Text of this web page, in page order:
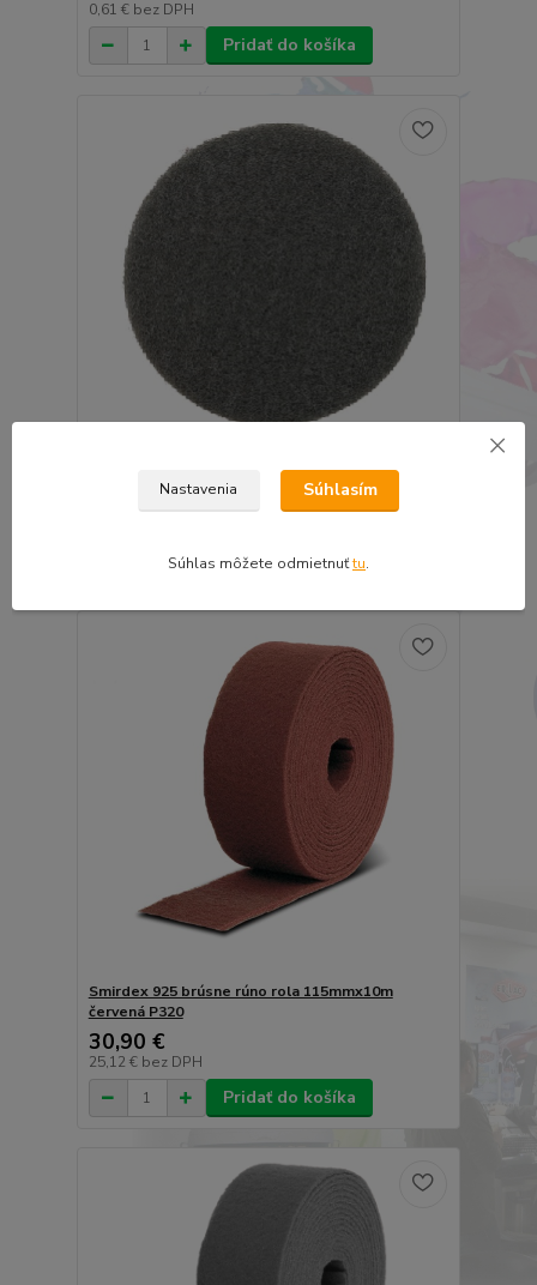
0,61 € bez DPH
Pridať do košíka
Smirdex 925 brúsne rúno disk P600
0,75 €
Pridať do košíka
Smirdex 925 brúsne rúno rola 115mmx10m
červená P320
30,90 €
25,12 € bez DPH
Pridať do košíka
Nastavenia Súhlasím
Súhlas môžete odmietnuťtu.